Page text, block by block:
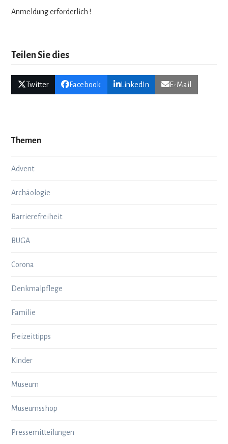
Anmel­dung erforderlich !
Teilen Sie dies
Twitter Facebook LinkedIn E-Mail
Themen
Advent
Archäologie
Barrierefreiheit
BUGA
Corona
Denkmalpflege
Familie
Freizeittipps
Kinder
Museum
Museumsshop
Pressemitteilungen